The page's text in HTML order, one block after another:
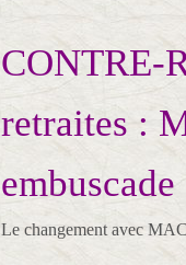
CONTRE-
retraites :
embuscade
Le changement avec